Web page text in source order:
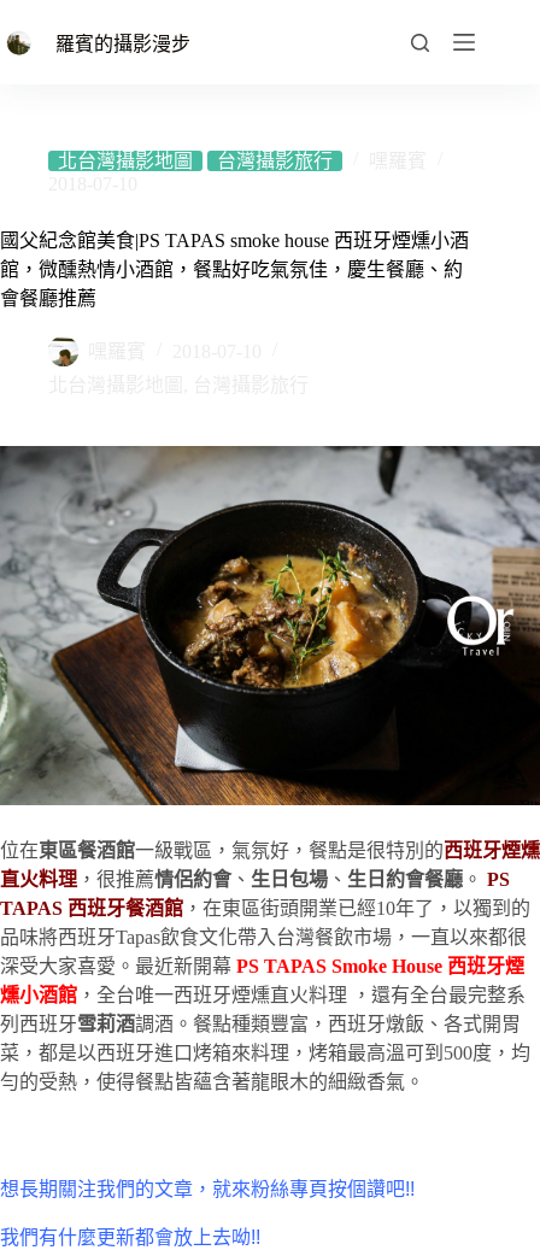
至
羅賓的攝影漫步
北台灣攝影地圖 台灣攝影旅行
國父紀念館美食|PS TAPAS smoke house 西班牙煙燻小酒
館，微醺熱情小酒館，餐點好吃氣氛佳，慶生餐廳、約
會餐廳推薦
位在東區餐酒館一級戰區，氣氛好，餐點是很特別的西班牙煙燻
直火料理 ，很推薦情侶約會、 生日包場 、 生日約會餐廳 。 PS
TAPAS 西班牙餐酒館 ，在東區街頭開業已經10年了，以獨到的
品味將西班牙Tapas飲食文化帶入台灣餐飲市場，一直以來都很
深受大家喜愛。最近新開幕 PS TAPAS Smoke House 西班牙煙
燻小酒館 ，全台唯一西班牙煙燻直火料理 ，還有全台最完整系
列西班牙雪莉酒調酒。餐點種類豐富，西班牙燉飯、各式開胃
菜，都是以西班牙進口烤箱來料理，烤箱最高溫可到500度，均
勻的受熱，使得餐點皆蘊含著龍眼木的細緻香氣。
想長期關注我們的文章，就來粉絲專頁按個讚吧!!
我們有什麼更新都會放上去呦!!